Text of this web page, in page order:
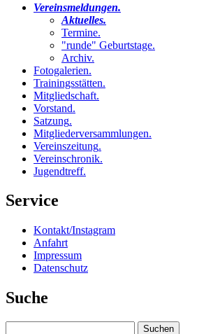
Vereinsmeldungen.
Aktuelles.
Termine.
"runde" Geburtstage.
Archiv.
Fotogalerien.
Trainingsstätten.
Mitgliedschaft.
Vorstand.
Satzung.
Mitgliederversammlungen.
Vereinszeitung.
Vereinschronik.
Jugendtreff.
Service
Kontakt/Instagram
Anfahrt
Impressum
Datenschutz
Suche